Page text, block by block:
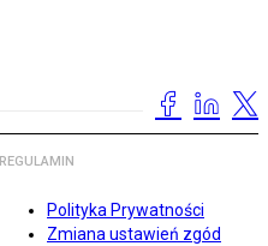
REGULAMIN
Polityka Prywatności
Zmiana ustawień zgód